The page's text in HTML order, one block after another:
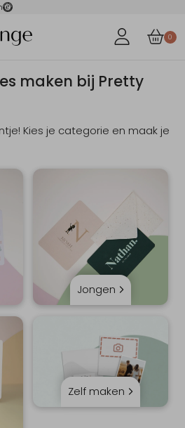
0
maken bij Pretty
Kies je categorie en maak je
Jongen
Zelf maken